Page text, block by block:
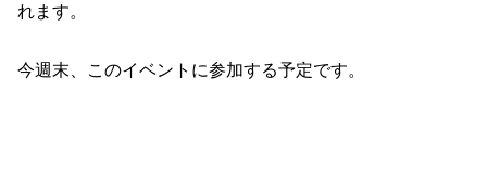
れます。
今週末、このイベントに参加する予定です。